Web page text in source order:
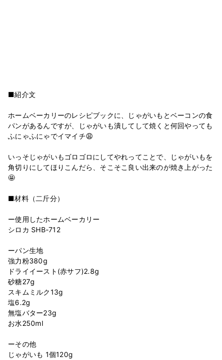
■紹介文
ホームベーカリーのレシピブックに、じゃがいもとベーコンの食
パンがあるんですが、じゃがいも潰してして焼くと何回やっても
ふにゃふにゃでイマイチ😩
いっそじゃがいもゴロゴロにしてやれってことで、じゃがいもを
角切りにしてほりこんだら、そこそこ良い出来のが焼き上がった
🤩
■材料（二斤分）
ー使用したホームベーカリー
シロカ SHB-712
ーパン生地
強力粉380g
ドライイースト(赤サフ)2.8g
砂糖27g
スキムミルク13g
塩6.2g
無塩バター23g
お水250ml
ーその他
じゃがいも 1個120g